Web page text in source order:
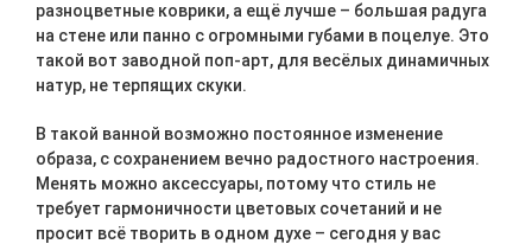
разноцветные коврики, а ещё лучше – большая радуга
на стене или панно с огромными губами в поцелуе. Это
такой вот заводной поп-арт, для весёлых динамичных
натур, не терпящих скуки.
В такой ванной возможно постоянное изменение
образа, с сохранением вечно радостного настроения.
Менять можно аксессуары, потому что стиль не
требует гармоничности цветовых сочетаний и не
просит всё творить в одном духе – сегодня у вас